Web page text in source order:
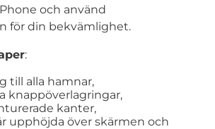
och använd
för din bekvämlighet.
:
till alla hamnar,
knappöverlagringar,
kanter,
upphöjda över skärmen och